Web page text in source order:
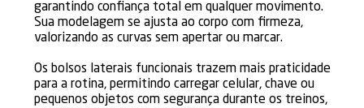
garantindo confiança total em qualquer movimento.
Sua modelagem se ajusta ao corpo com firmeza,
valorizando as curvas sem apertar ou marcar.
Os bolsos laterais funcionais trazem mais praticidade
para a rotina, permitindo carregar celular, chave ou
pequenos objetos com segurança durante os treinos,